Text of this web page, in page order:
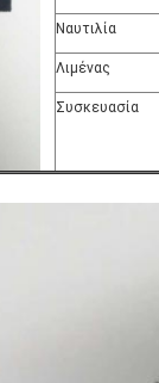
Ναυτιλία
Λιμένας
Συσκευασία